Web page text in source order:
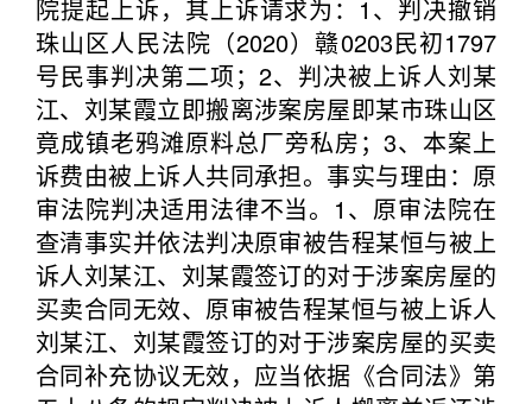
院提起上诉，其上诉请求为：1、判决撤销
珠山区人民法院（2020）赣0203民初1797
号民事判决第二项；2、判决被上诉人刘某
江、刘某霞立即搬离涉案房屋即某市珠山区
竟成镇老鸦滩原料总厂旁私房；3、本案上
诉费由被上诉人共同承担。事实与理由：原
审法院判决适用法律不当。1、原审法院在
查清事实并依法判决原审被告程某恒与被上
诉人刘某江、刘某霞签订的对于涉案房屋的
买卖合同无效、原审被告程某恒与被上诉人
刘某江、刘某霞签订的对于涉案房屋的买卖
合同补充协议无效，应当依据《合同法》第